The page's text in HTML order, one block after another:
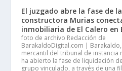
El juzgado abre la fase de
constructora Murias
inmobiliaria de El Calero en
foto de archivo Redacción de
BarakaldoDigital.com |
mercantil del tribunal de instancia
ha abierto la fase de liquidación
grupo vinculado, a través de una